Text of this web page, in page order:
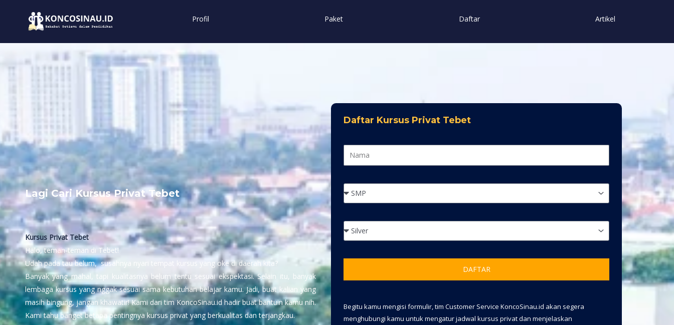
Profil Paket Daftar Artikel
Lagi Cari Kursus Privat Tebet
Kursus Privat Tebet
Halo, teman-teman di Tebet!
Udah pada tau belum, susahnya nyari tempat kursus yang oke di daerah kita?
Banyak yang mahal, tapi kualitasnya belum tentu sesuai ekspektasi. Selain itu, banyak
lembaga kursus yang nggak sesuai sama kebutuhan belajar kamu. Jadi, buat kalian yang
masih bingung, jangan khawatir! Kami dari tim KoncoSinau.id hadir buat bantuin kamu nih.
Kami tahu banget betapa pentingnya kursus privat yang berkualitas dan terjangkau.
Daftar Kursus Privat Tebet
DAFTAR
Begitu kamu mengisi formulir, tim Customer Service KoncoSinau.id akan segera
menghubungi kamu untuk mengatur jadwal kursus privat dan menjelaskan